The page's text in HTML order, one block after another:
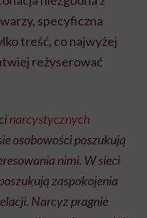
specyficzna
treść, co najwyżej
reżyserować
narcystycznych
osobowości poszukują
nimi. W sieci
zaspokojenia
Narcyz pragnie